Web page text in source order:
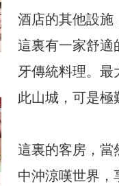
酒店的其他設施
這裏有一家舒適
牙傳統料理。
此山城，可是極
這裏的客房，當
中沖涼嘆世界，